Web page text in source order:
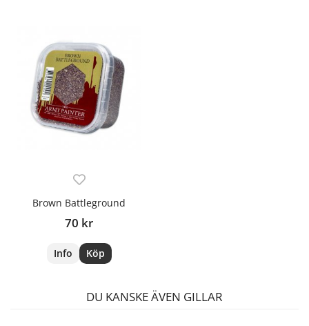
Brown Battleground
70 kr
Info Köp
DU KANSKE ÄVEN GILLAR